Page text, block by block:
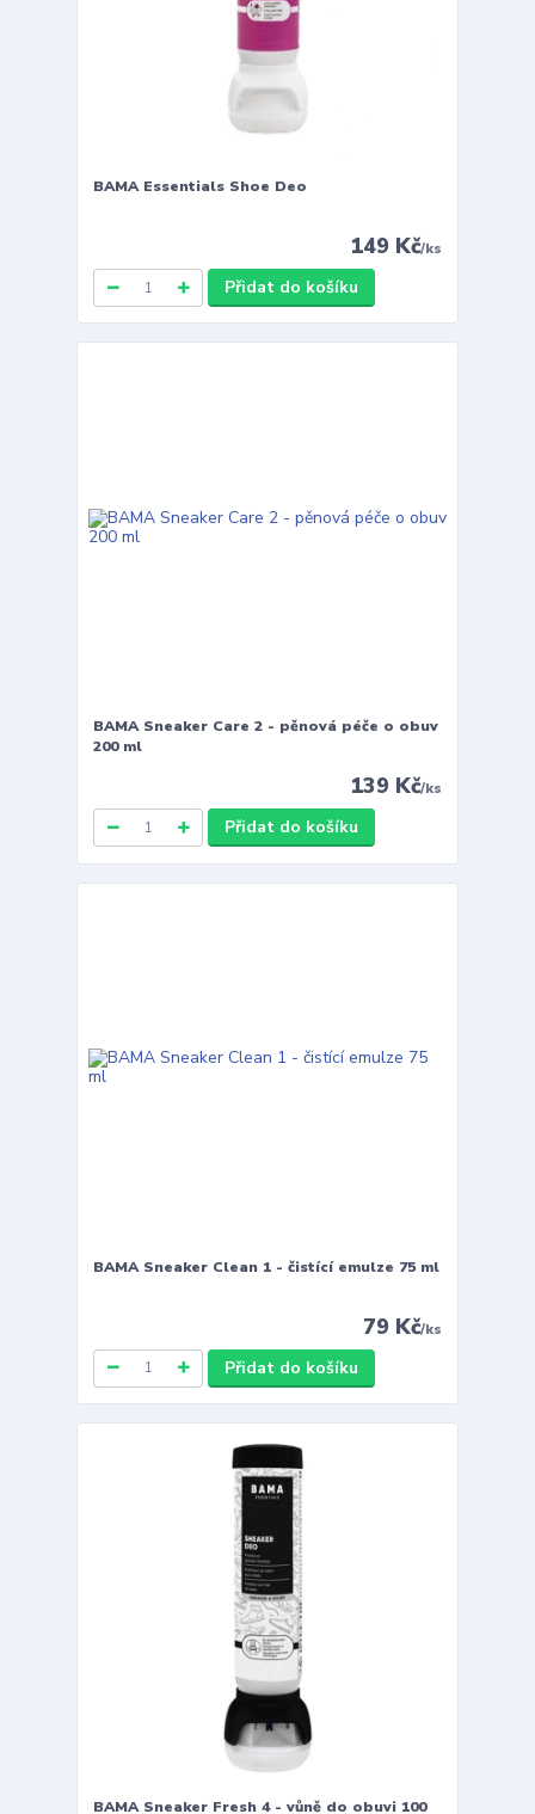
BAMA Essentials Shoe Deo
149 Kč/ks
Přidat do košíku
BAMA Sneaker Care 2 - pěnová péče o obuv
200 ml
139 Kč/ks
Přidat do košíku
BAMA Sneaker Clean 1 - čistící emulze 75 ml
79 Kč/ks
Přidat do košíku
BAMA Sneaker Fresh 4 - vůně do obuvi 100